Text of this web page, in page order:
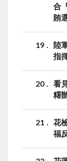
合
賄
19
陸
指
20
看
糬
21
花
福